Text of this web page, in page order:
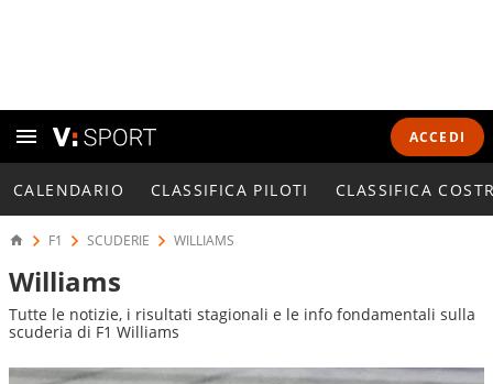
ACCEDI
CALENDARIO CLASSIFICA PILOTI CLASSIFICA
F1 SCUDERIE WILLIAMS
Williams
Tutte le notizie, i risultati stagionali e le info fondamentali sulla
scuderia di F1 Williams